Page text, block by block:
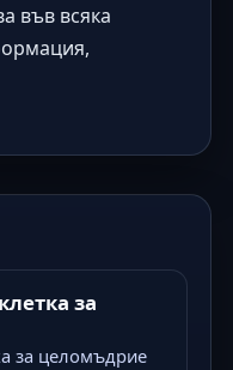
във всяка
за
за целомъдрие